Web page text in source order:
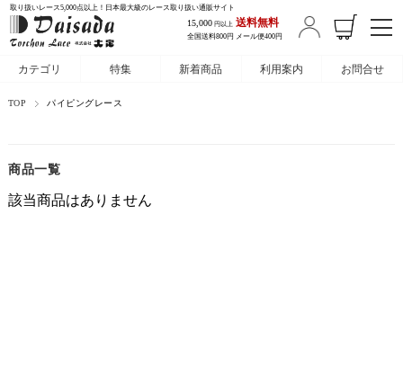
取り扱いレース5,000点以上！日本最大級のレース取り扱い通販サイト
15,000 円以上 送料無料
全国送料800円 メール便400円
カテゴリ 特集 新着商品 利用案内 お問合せ
TOP パイピングレース
商品一覧
該当商品はありません